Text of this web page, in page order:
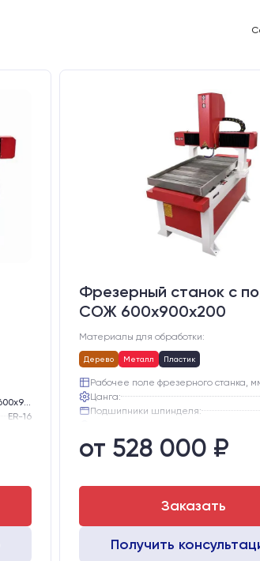
ER-16
Фрезерный станок с
СОЖ 600х900х200
Материалы для обработки:
Дерево Металл Пластик
Рабочее поле фрезерного станка,
Цанга:
Подшипники шпинделя:
Тип стола:
от 528 000 ₽
Заказать
Получить